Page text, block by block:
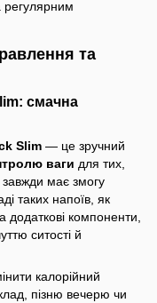
регулярним
та
смачна
Slim — це зручний
ваги для тих,
має змогу
таких напоїв, як
додаткові компоненти,
ситості й
калорійний
пізню вечерю чи